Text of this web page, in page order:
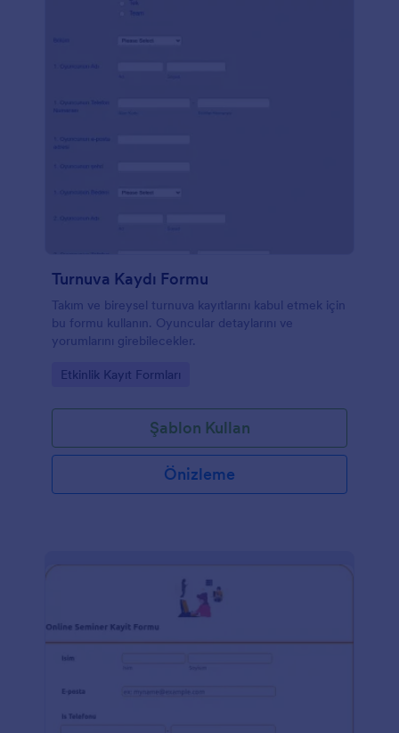
Turnuva Kaydı Formu
Takım ve bireysel turnuva kayıtlarını kabul etmek için
bu formu kullanın. Oyuncular detaylarını ve
yorumlarını girebilecekler.
Go to Category:
Etkinlik Kayıt Formları
Şablon Kullan
Önizleme